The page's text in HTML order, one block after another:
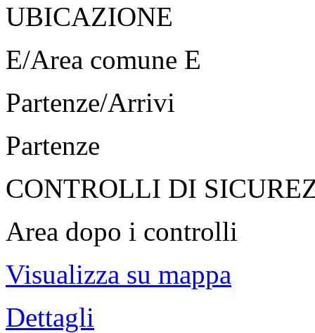
UBICAZIONE
E/Area comune E
Partenze/Arrivi
Partenze
CONTROLLI DI
Area dopo i controlli
Visualizza su mappa
Dettagli